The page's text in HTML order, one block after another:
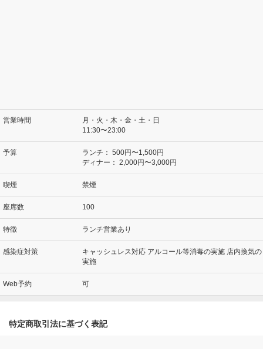
営業時間
月・火・木・金・土・日
11:30〜23:00
予算 ランチ： 500円〜1,500円
ディナー： 2,000円〜3,000円
喫煙 禁煙
座席数 100
特徴 ランチ営業あり
感染症対策
キャッシュレス対応 アルコール等消毒の実施 店内換気の
実施
Web予約 可
特定商取引法に基づく表記